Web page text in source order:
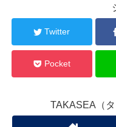
Twitter
Pocket
TAKASEA（